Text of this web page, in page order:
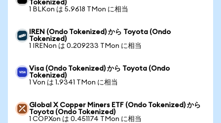
Tokenized)
1 BLKon は 5.9618 TMon に相当
IREN (Ondo Tokenized) から Toyota (Ondo
Tokenized)
1 IRENon は 0.209233 TMon に相当
Visa (Ondo Tokenized) から Toyota (Ondo
Tokenized)
1 Von は 1.9341 TMon に相当
Global X Copper Miners ETF (Ondo Tokenized) から
Toyota (Ondo Tokenized)
1 COPXon は 0.451174 TMon に相当